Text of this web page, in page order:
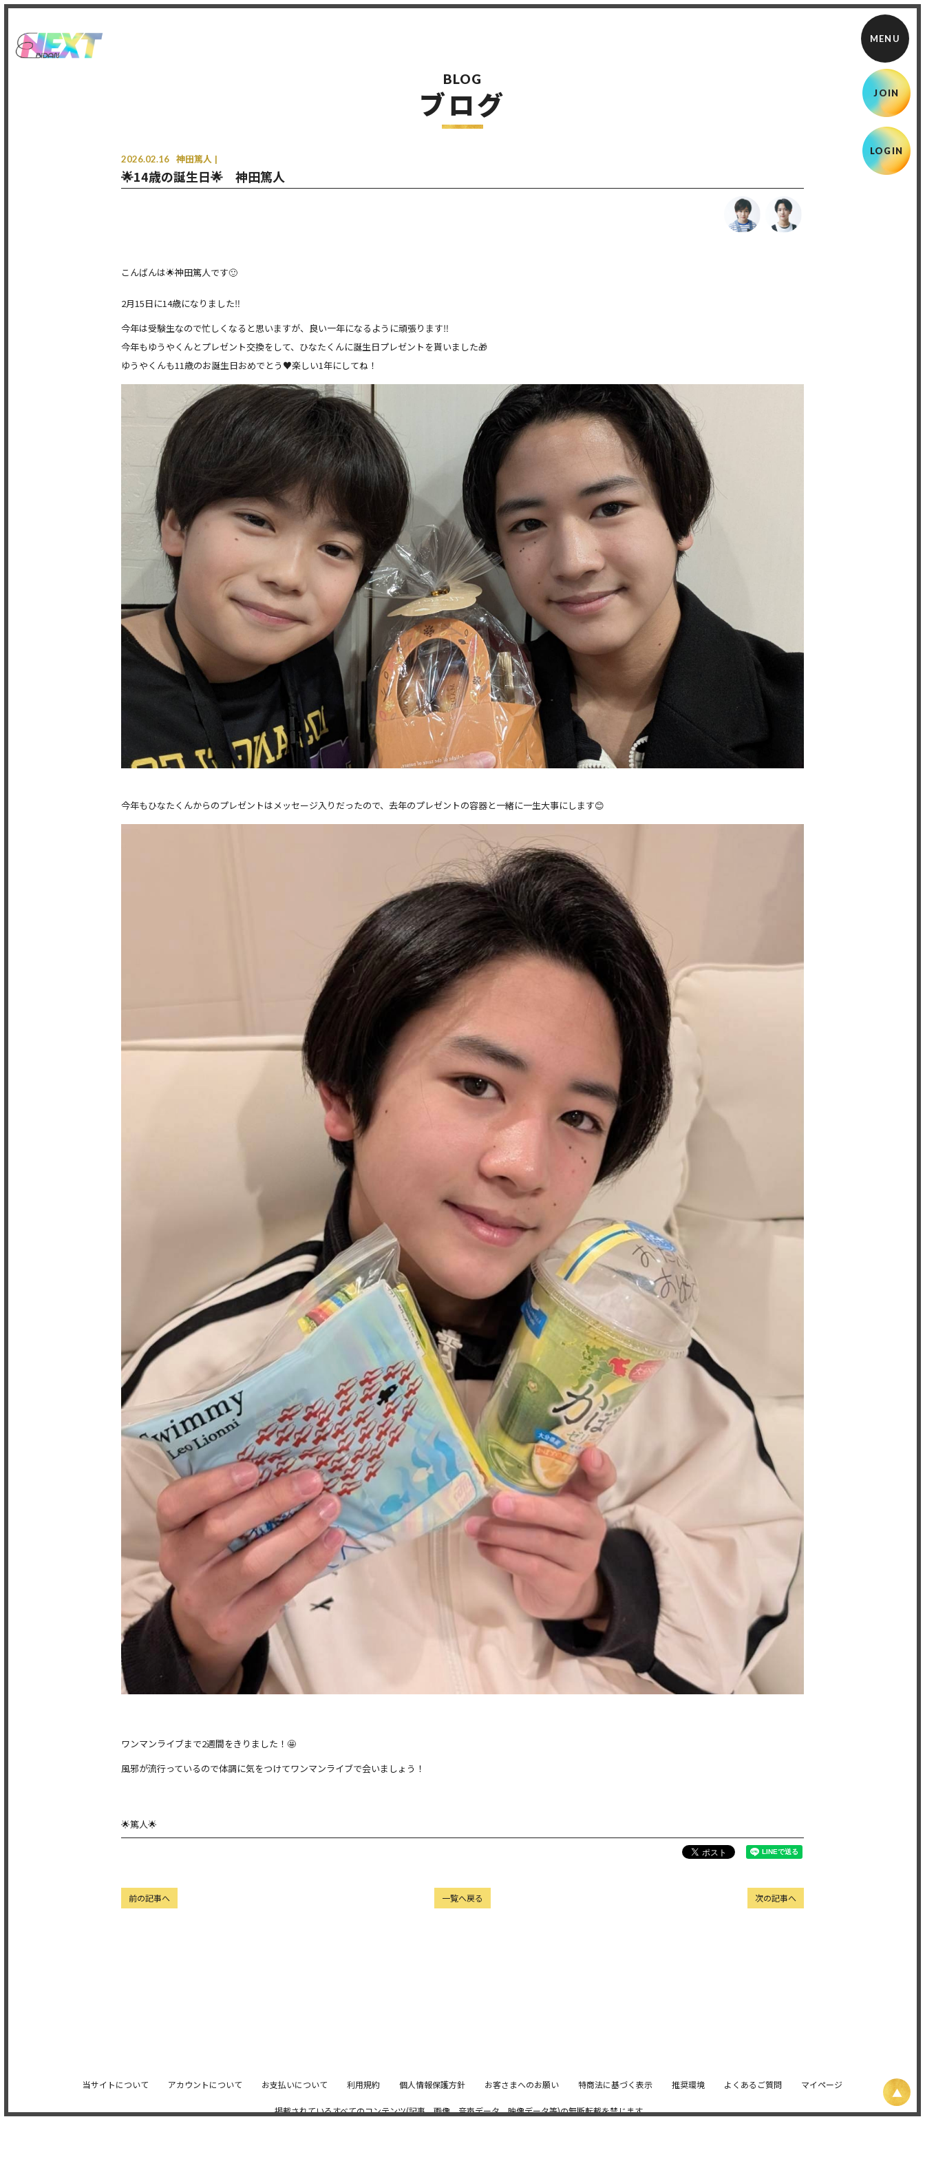
JOIN
LOGIN
BLOG
ブログ
2026.02.16 神田篤人
🌟14歳の誕生日🌟 神田篤人
こんばんは🌟神田篤人です🙂
2月15日に14歳になりました‼️
今年は受験生なので忙しくなると思いますが、良い一年になるように頑張ります‼️
今年もゆうやくんとプレゼント交換をして、ひなたくんに誕生日プレゼントを貰いました🎁
ゆうやくんも11歳のお誕生日おめでとう♥楽しい1年にしてね！
今年もひなたくんからのプレゼントはメッセージ入りだったので、去年のプレゼントの容器と一緒に一生大事にします😊
ワンマンライブまで2週間をきりました！🤩
風邪が流行っているので体調に気をつけてワンマンライブで会いましょう！
🌟篤人🌟
次の記事へ
一覧へ戻る
前の記事へ
当サイトについて アカウントについて お支払いについて 利用規約 個人情報保護方針 お客さまへのお願い 特商法に基づく表示 推奨環境 よくあるご質問 マイページ
掲載されているすべてのコンテンツ(記事、画像、音声データ、映像データ等)の無断転載を禁じます。